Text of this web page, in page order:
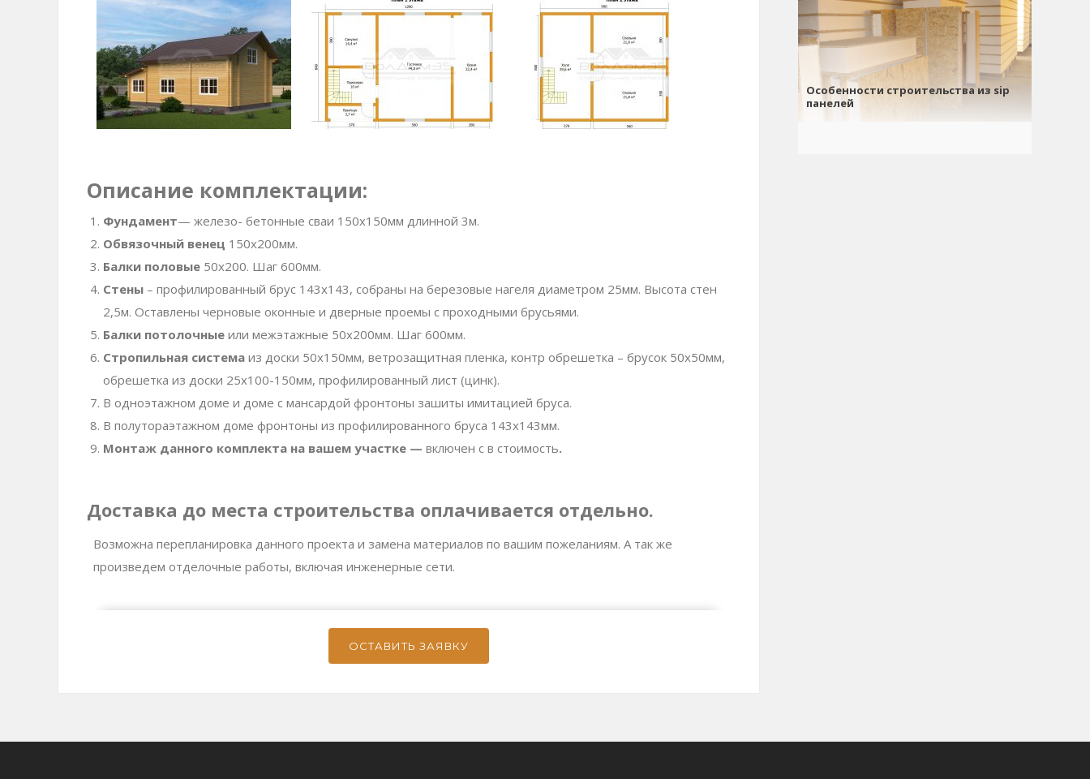
Описание комплектации:
Фундамент— железо- бетонные сваи 150х150мм длинной 3м.
Обвязочный венец 150х200мм.
Балки половые50х200. Шаг 600мм.
Стены– профилированный брус 143х143, собраны на березовые нагеля диаметром 25мм. Высота стен
2,5м. Оставлены черновые оконные и дверные проемы с проходными брусьями.
Балки потолочныеили межэтажные 50х200мм. Шаг 600мм.
Стропильная системаиз доски 50х150мм, ветрозащитная пленка, контр обрешетка – брусок 50х50мм,
обрешетка из доски 25х100-150мм, профилированный лист (цинк).
В одноэтажном доме и доме с мансардой фронтоны зашиты имитацией бруса.
В полутораэтажном доме фронтоны из профилированного бруса 143х143мм.
Монтаж данного комплекта на вашем участке — включен с в стоимость.
Доставка до места строительства оплачивается отдельно.
Возможна перепланировка данного проекта и замена материалов по вашим пожеланиям. А так же
произведем отделочные работы, включая инженерные сети.
ОСТАВИТЬ ЗАЯВКУ
Особенности строительства из sip
панелей